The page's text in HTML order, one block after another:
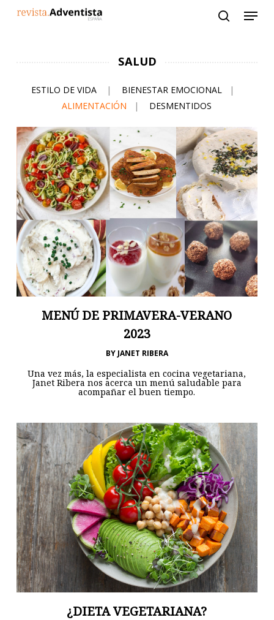
SALUD
ESTILO DE VIDA | BIENESTAR EMOCIONAL
|
ALIMENTACIÓN
| DESMENTIDOS
MENÚ DE PRIMAVERA-VERANO
2023
BY JANET RIBERA
Una vez más, la especialista en cocina vegetariana,
Janet Ribera nos acerca un menú saludable para
acompañar el buen tiempo.
¿DIETA VEGETARIANA?